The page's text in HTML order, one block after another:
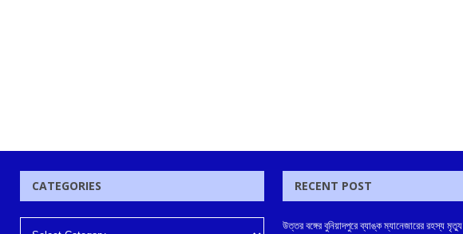
CATEGORIES RECENT POST
উত্তর বঙ্গের বুনিয়াদপুরে ব্যাঙ্ক ম্যানেজারের রহস্য মৃত্যু